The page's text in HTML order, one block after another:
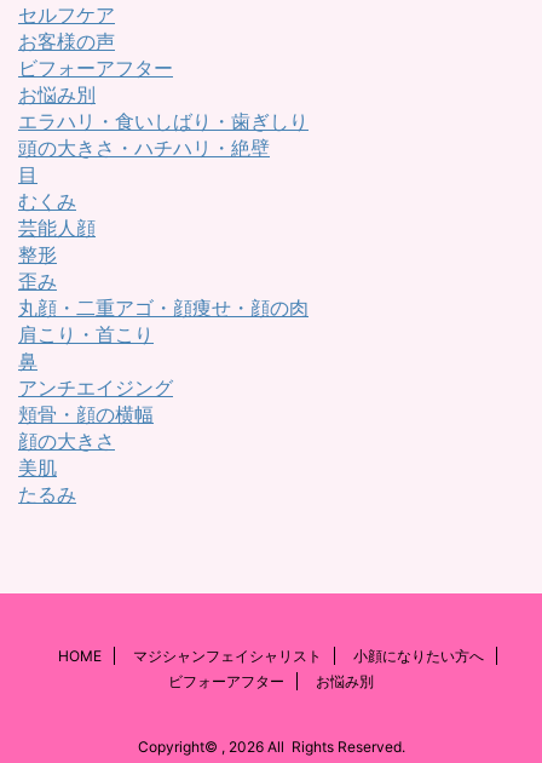
セルフケア
お客様の声
ビフォーアフター
お悩み別
エラハリ・食いしばり・歯ぎしり
頭の大きさ・ハチハリ・絶壁
目
むくみ
芸能人顔
整形
歪み
丸顔・二重アゴ・顔痩せ・顔の肉
肩こり・首こり
鼻
アンチエイジング
頬骨・顔の横幅
顔の大きさ
美肌
たるみ
HOME マジシャンフェイシャリスト
小顔になりたい方へ
ビフォーアフター
お悩み別
Copyright© , 2026 All Rights Reserved.